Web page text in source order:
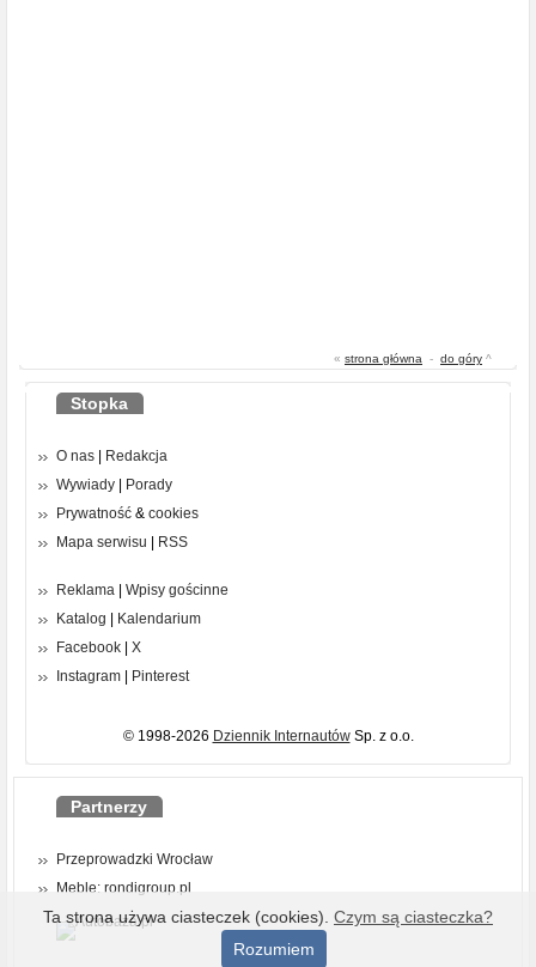
« strona główna - do góry ^
Stopka
O nas
Redakcja
Wywiady
Porady
Prywatność & cookies
Mapa serwisu
RSS
Reklama
Wpisy gościnne
Katalog
Kalendarium
Facebook
X
Instagram
Pinterest
© 1998-2026 Dziennik InternautówSp. z o.o.
Partnerzy
Przeprowadzki Wrocław
Meble: rondigroup.pl
Ta strona używa ciasteczek (cookies). Czym są ciasteczka?
Rozumiem